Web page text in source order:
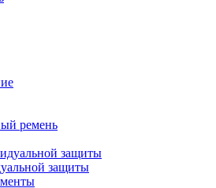
ремень
защиты